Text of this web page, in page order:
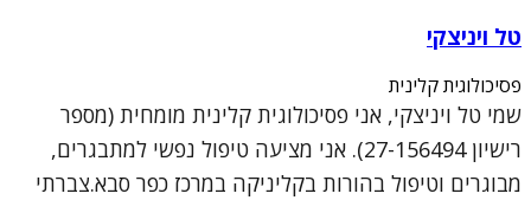
טל ויניצקי
פסיכולוגית קלינית
שמי טל ויניצקי, אני פסיכולוגית קלינית מומחית (מספר
רישיון 27-156494). אני מציעה טיפול נפשי למתבגרים,
מבוגרים וטיפול בהורות בקליניקה במרכז כפר סבא.צברתי